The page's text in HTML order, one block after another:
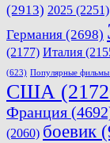
(2913) 2025 (2251)
Германия (2698)
(2177) Италия
(623) Популярные фильмы
США
Франция
(2060) боевик